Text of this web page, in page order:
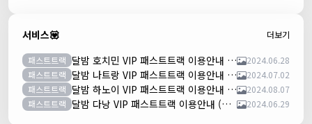
서비스💟 더보기
패스트트랙 달밤 호치민 VIP 패스트트랙 이용안내 (떤션넛공항)
2024.06.28
패스트트랙
달밤 나트랑 VIP 패스트트랙 이용안내 (깜란공항)
2024.07.02
패스트트랙
달밤 하노이 VIP 패스트트랙 이용안내 (노이바이공항)
2024.08.07
패스트트랙
달밤 다낭 VIP 패스트트랙 이용안내 (다낭국제공항) 2024.06.29